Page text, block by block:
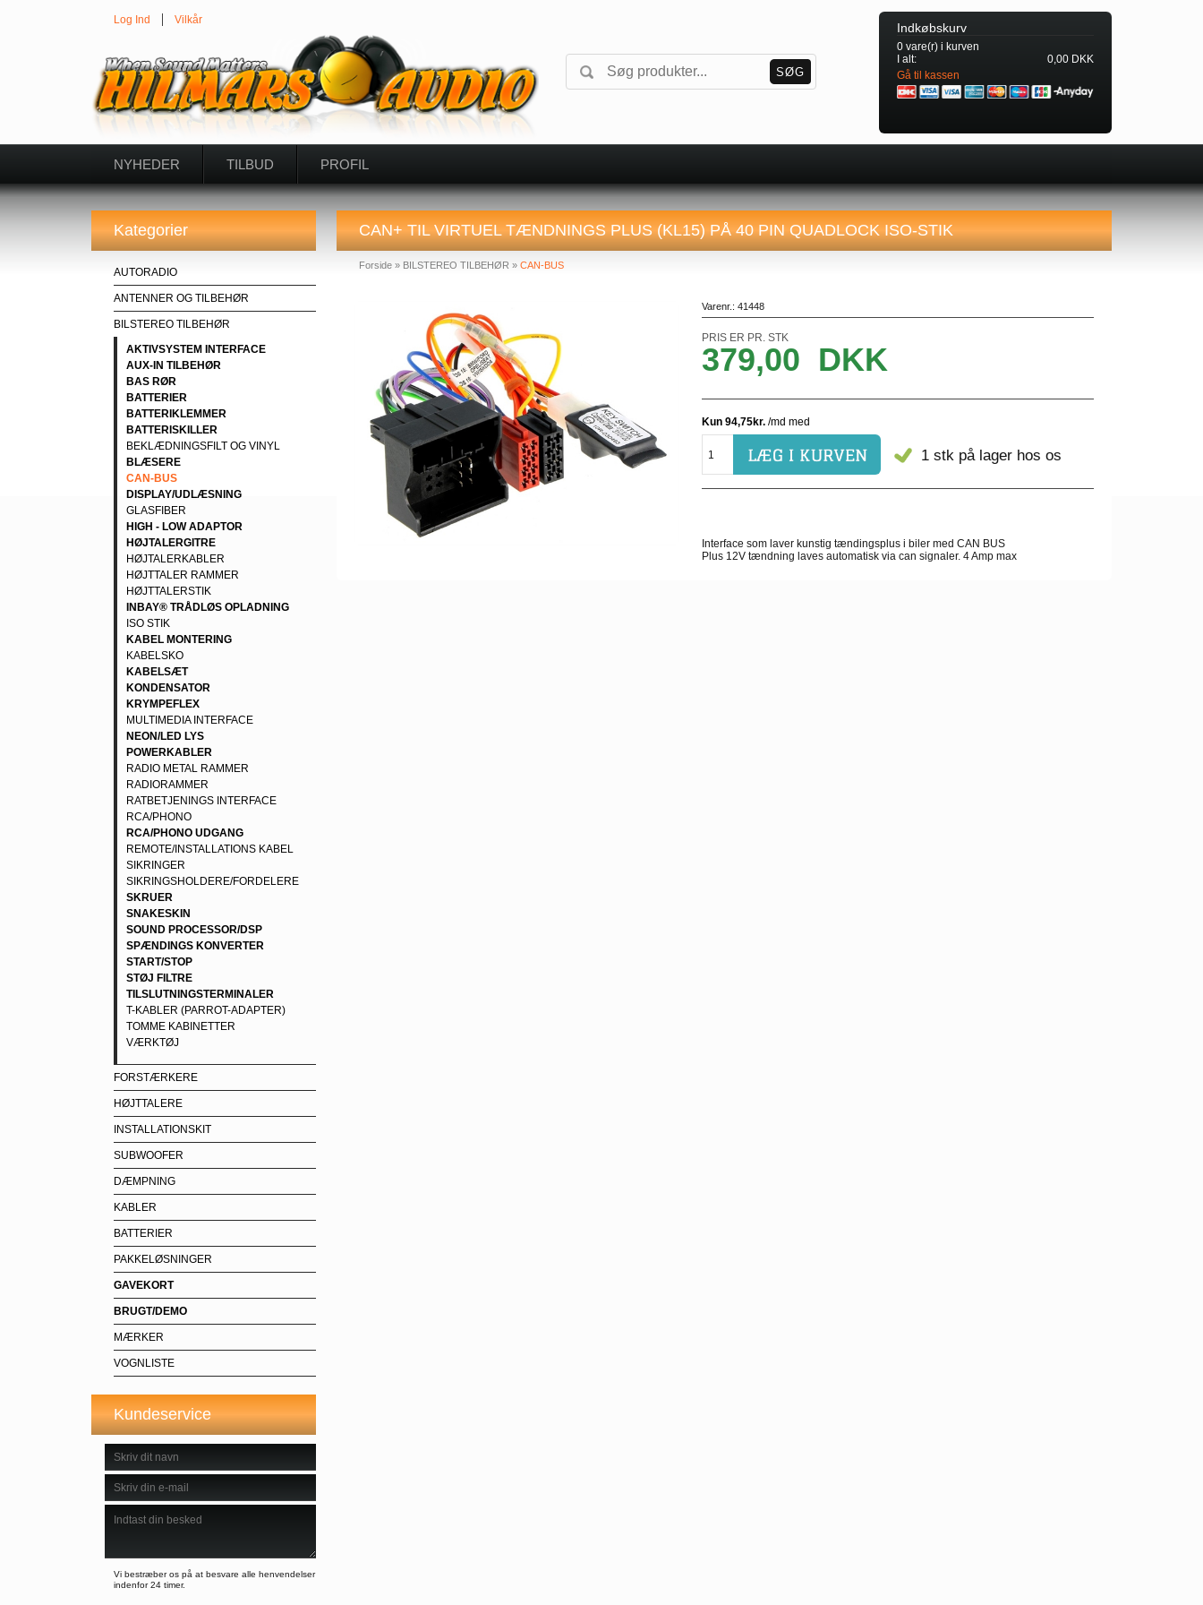
Log Ind Vilkår
Indkøbskurv
0 vare(r) i kurven
I alt:
0,00 DKK
Gå til kassen
NYHEDER TILBUD PROFIL
Kategorier
AUTORADIO
ANTENNER OG TILBEHØR
BILSTEREO TILBEHØR
AKTIVSYSTEM INTERFACE
AUX-IN TILBEHØR
BAS RØR
BATTERIER
BATTERIKLEMMER
BATTERISKILLER
BEKLÆDNINGSFILT OG VINYL
BLÆSERE
CAN-BUS
DISPLAY/UDLÆSNING
GLASFIBER
HIGH - LOW ADAPTOR
HØJTALERGITRE
HØJTALERKABLER
HØJTTALER RAMMER
HØJTTALERSTIK
INBAY® TRÅDLØS OPLADNING
ISO STIK
KABEL MONTERING
KABELSKO
KABELSÆT
KONDENSATOR
KRYMPEFLEX
MULTIMEDIA INTERFACE
NEON/LED LYS
POWERKABLER
RADIO METAL RAMMER
RADIORAMMER
RATBETJENINGS INTERFACE
RCA/PHONO
RCA/PHONO UDGANG
REMOTE/INSTALLATIONS KABEL
SIKRINGER
SIKRINGSHOLDERE/FORDELERE
SKRUER
SNAKESKIN
SOUND PROCESSOR/DSP
SPÆNDINGS KONVERTER
START/STOP
STØJ FILTRE
TILSLUTNINGSTERMINALER
T-KABLER (PARROT-ADAPTER)
TOMME KABINETTER
VÆRKTØJ
FORSTÆRKERE
HØJTTALERE
INSTALLATIONSKIT
SUBWOOFER
DÆMPNING
KABLER
BATTERIER
PAKKELØSNINGER
GAVEKORT
BRUGT/DEMO
MÆRKER
VOGNLISTE
Kundeservice
Vi bestræber os på at besvare alle henvendelser
indenfor 24 timer.
CAN+ TIL VIRTUEL TÆNDNINGS PLUS (KL15) PÅ 40 PIN QUADLOCK ISO-STIK
Forside» BILSTEREO TILBEHØR » CAN-BUS
Varenr.:41448
PRIS ER PR. STK
379,00 DKK
1 stk på lager hos os
Interface som laver kunstig tændingsplus i biler med CAN BUS
Plus 12V tændning laves automatisk via can signaler. 4 Amp max